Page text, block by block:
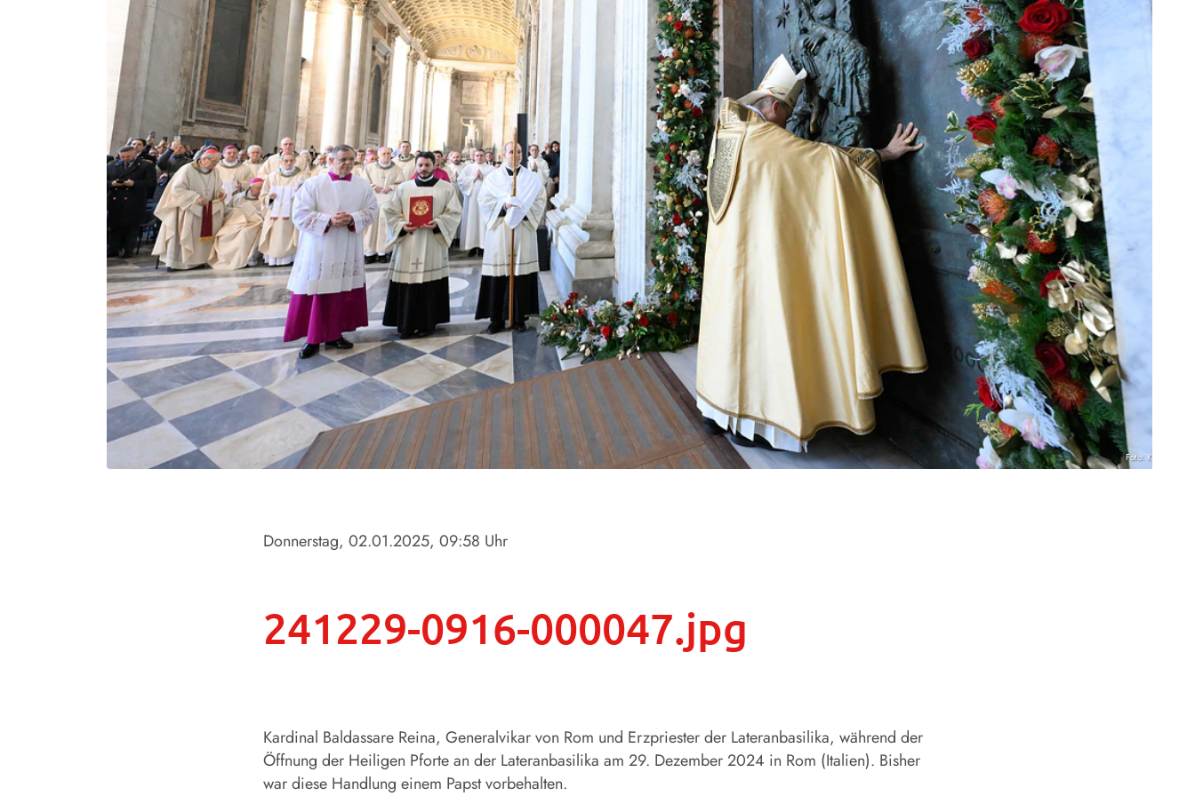
Foto: KNA
Donnerstag, 02.01.2025, 09:58 Uhr
241229-0916-000047.jpg
Kardinal Baldassare Reina, Generalvikar von Rom und Erzpriester der Lateranbasilika, während der
Öffnung der Heiligen Pforte an der Lateranbasilika am 29. Dezember 2024 in Rom (Italien). Bisher
war diese Handlung einem Papst vorbehalten.